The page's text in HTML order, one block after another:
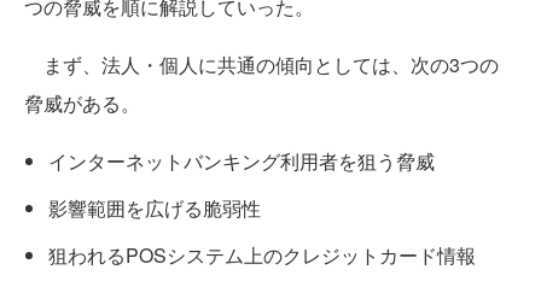
つの脅威を順に解説していった。
まず、法人・個人に共通の傾向としては、次の3つの
脅威がある。
インターネットバンキング利用者を狙う脅威
影響範囲を広げる脆弱性
狙われるPOSシステム上のクレジットカード情報